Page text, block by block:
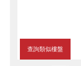
查詢類似樓盤